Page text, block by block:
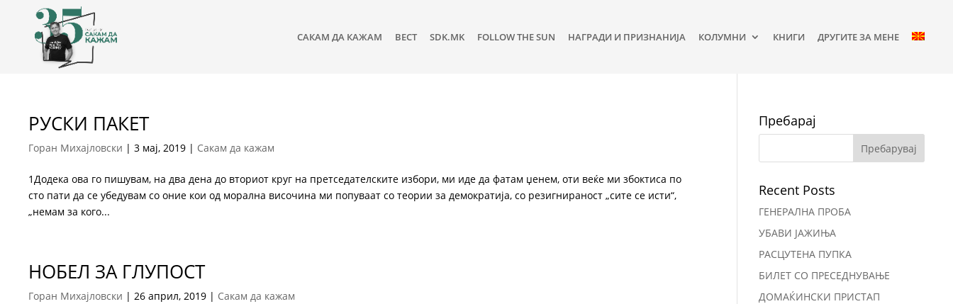
САКАМ ДА КАЖАМ ВЕСТ SDK.MK FOLLOW THE SUN НАГРАДИ И ПРИЗНАНИЈА КОЛУМНИ КНИГИ ДРУГИТЕ ЗА МЕНЕ
РУСКИ ПАКЕТ
Горан Михајловски |3 мај, 2019 | Сакам да кажам
1Додека ова го пишувам, на два дена до вториот круг на претседателските избори, ми иде да фатам џенем, оти веќе ми збоктиса по
сто пати да се убедувам со оние кои од морална височина ми попуваат со теории за демократија, со резигнираност „сите се исти“,
„немам за кого...
НОБЕЛ ЗА ГЛУПОСТ
Горан Михајловски |26 април, 2019 | Сакам да кажам
Пребарај
Recent Posts
ГЕНЕРАЛНА ПРОБА
УБАВИ ЈАЖИЊА
РАСЦУТЕНА ПУПКА
БИЛЕТ СО ПРЕСЕДНУВАЊЕ
ДОМАЌИНСКИ ПРИСТАП